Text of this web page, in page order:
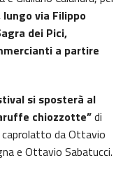
via Filippo
dei Pici,
a partire
si sposterà al
chiozzotte”di
da Ottavio
e Ottavio Sabatucci.